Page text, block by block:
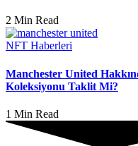
2 Min Read
NFT Haberleri
Manchester United
Koleksiyonu Taklit Mi?
1 Min Read